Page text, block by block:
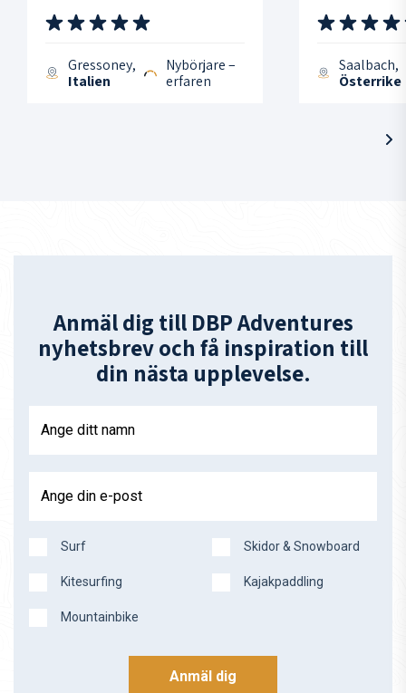
Gressoney,
Italien
Nybörjare –
erfaren
Saalbach,
Österrike
Anmäl dig till DBP Adventures
nyhetsbrev och få inspiration till
din nästa upplevelse.
Ange ditt namn
Ange din e-post
Surf Skidor & Snowboard
Kitesurfing Kajakpaddling
Mountainbike
Anmäl dig